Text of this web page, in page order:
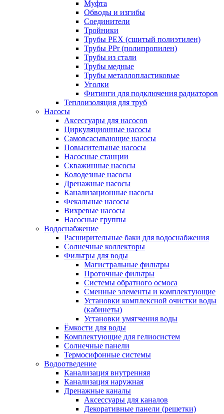
Муфта
Обводы и изгибы
Соединители
Тройники
Трубы PEX (сшитый полиэтилен)
Трубы PPr (полипропилен)
Трубы из стали
Трубы медные
Трубы металлопластиковые
Уголки
Фитинги для подключения радиаторов
Теплоизоляция для труб
Насосы
Аксессуары для насосов
Циркуляционные насосы
Самовсасывающие насосы
Повысительные насосы
Насосные станции
Скважинные насосы
Колодезные насосы
Дренажные насосы
Канализационные насосы
Фекальные насосы
Вихревые насосы
Насосные группы
Водоснабжение
Расширительные баки для водоснабжения
Солнечные коллекторы
Фильтры для воды
Магистральные фильтры
Проточные фильтры
Системы обратного осмоса
Сменные элементы и комплектующие
Установки комплексной очистки воды
(кабинеты)
Установки умягчения воды
Ёмкости для воды
Комплектующие для гелиосистем
Солнечные панели
Термосифонные системы
Водоотведение
Канализация внутренняя
Канализация наружная
Дренажные каналы
Аксессуары для каналов
Декоративные панели (решетки)